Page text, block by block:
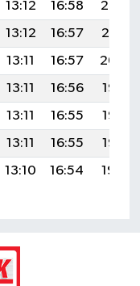
13:12 16:58
20:02
13:12 16:57
20:01
13:11 16:57
20:00
13:11 16:56
19:58
13:11 16:55
19:57
13:11 16:55
19:55
13:10 16:54 19:54